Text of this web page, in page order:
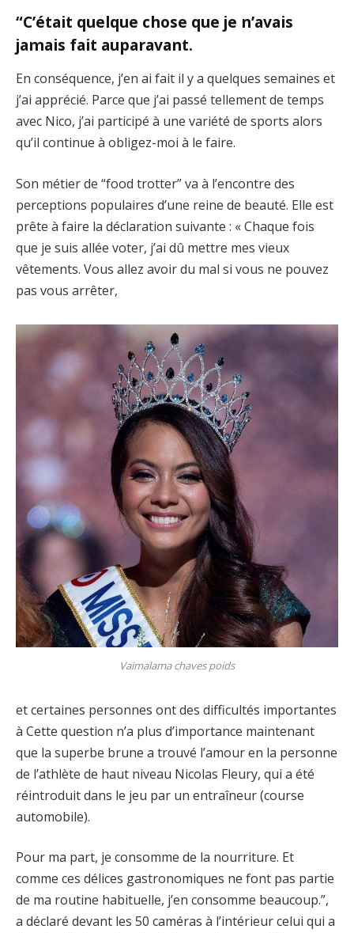
“C’était quelque chose que je n’avais
jamais fait auparavant.
En conséquence, j’en ai fait il y a quelques semaines et
j’ai apprécié. Parce que j’ai passé tellement de temps
avec Nico, j’ai participé à une variété de sports alors
qu’il continue à obligez-moi à le faire.
Son métier de “food trotter” va à l’encontre des
perceptions populaires d’une reine de beauté. Elle est
prête à faire la déclaration suivante : « Chaque fois
que je suis allée voter, j’ai dû mettre mes vieux
vêtements. Vous allez avoir du mal si vous ne pouvez
pas vous arrêter,
Vaimalama chaves poids
et certaines personnes ont des difficultés importantes
à Cette question n’a plus d’importance maintenant
que la superbe brune a trouvé l’amour en la personne
de l’athlète de haut niveau Nicolas Fleury, qui a été
réintroduit dans le jeu par un entraîneur (course
automobile).
Pour ma part, je consomme de la nourriture. Et
comme ces délices gastronomiques ne font pas partie
de ma routine habituelle, j’en consomme beaucoup.”,
a déclaré devant les 50 caméras à l’intérieur celui qui a